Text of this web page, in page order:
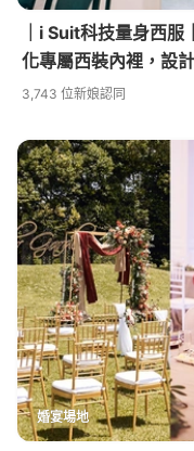
｜i Suit科技量身西
化專屬西裝內裡，設
3,743 位新娘認同
婚宴場地